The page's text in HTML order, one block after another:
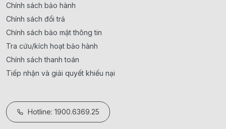
Chính sách bảo hành
Chính sách đổi trả
Chính sách bảo mật thông tin
Tra cứu/kích hoạt bảo hành
Chính sách thanh toán
Tiếp nhận và giải quyết khiếu nại
Hotline: 1900.6369.25